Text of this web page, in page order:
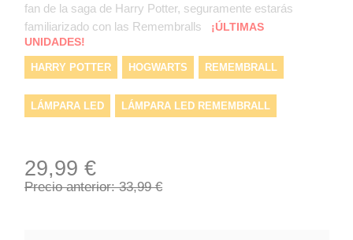
fan de la saga de Harry Potter, seguramente estarás
familiarizado con las Remembralls
¡ÚLTIMAS
UNIDADES!
HARRY POTTER HOGWARTS REMEMBRALL
LÁMPARA LED LÁMPARA LED REMEMBRALL
29,99 €
Precio anterior: 33,99 €